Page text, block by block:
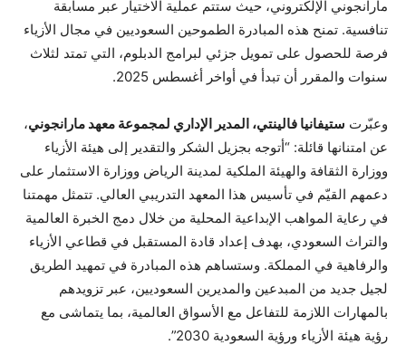
مارانجوني الإلكتروني، حيث ستتم عملية الاختيار عبر مسابقة
تنافسية. تمنح هذه المبادرة الطموحين السعوديين في مجال الأزياء
فرصة للحصول على تمويل جزئي لبرامج الدبلوم، التي تمتد لثلاث
سنوات والمقرر أن تبدأ في أواخر أغسطس 2025.
وعبّرت ستيفانيا فالينتي، المدير الإداري لمجموعة معهد مارانجوني،
عن امتنانها قائلة: “أتوجه بجزيل الشكر والتقدير إلى هيئة الأزياء
ووزارة الثقافة والهيئة الملكية لمدينة الرياض ووزارة الاستثمار على
دعمهم القيّم في تأسيس هذا المعهد التدريبي العالي. تتمثل مهمتنا
في رعاية المواهب الإبداعية المحلية من خلال دمج الخبرة العالمية
والتراث السعودي، بهدف إعداد قادة المستقبل في قطاعي الأزياء
والرفاهية في المملكة. وستساهم هذه المبادرة في تمهيد الطريق
لجيل جديد من المبدعين والمديرين السعوديين، عبر تزويدهم
بالمهارات اللازمة للتفاعل مع الأسواق العالمية، بما يتماشى مع
رؤية هيئة الأزياء ورؤية السعودية 2030”.